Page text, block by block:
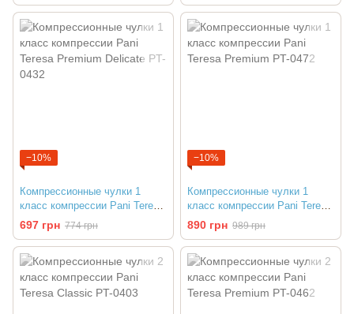
−10%
Компрессионные чулки 1
класс компрессии Pani Teresa
Premium Delicate PT-0432
697 грн 774 грн
−10%
Компрессионные чулки 1
класс компрессии Pani Teresa
Premium PT-0472
890 грн 989 грн